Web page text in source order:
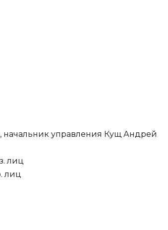
начальник управления Кущ Андрей
лиц
лиц